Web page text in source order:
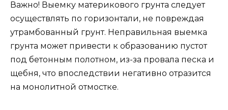
Важно! Выемку материкового грунта следует
осуществлять по горизонтали, не повреждая
утрамбованный грунт. Неправильная выемка
грунта может привести к образованию пустот
под бетонным полотном, из-за провала песка и
щебня, что впоследствии негативно отразится
на монолитной отмостке.